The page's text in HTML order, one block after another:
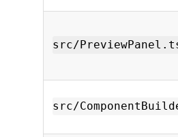
src/
src/